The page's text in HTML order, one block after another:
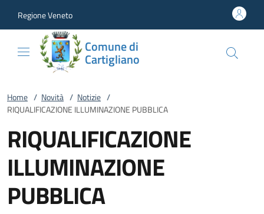
Regione Veneto
Comune di
Cartigliano
Home / Novità / Notizie /
RIQUALIFICAZIONE ILLUMINAZIONE PUBBLICA
RIQUALIFICAZIONE
ILLUMINAZIONE
PUBBLICA